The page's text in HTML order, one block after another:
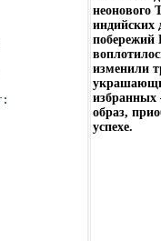
неонового
индийских
побережий
изменили
избранных
образ,
успехе.